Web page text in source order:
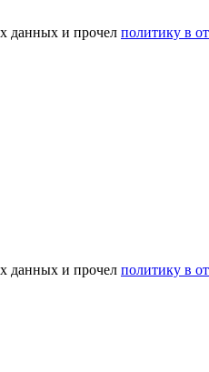
данных и прочел политику в
данных и прочел политику в